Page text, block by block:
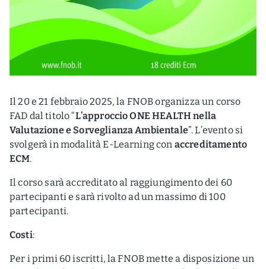
Il 20 e 21 febbraio 2025, la FNOB organizza un corso
FAD dal titolo “L’approccio ONE HEALTH nella
Valutazione e Sorveglianza Ambientale”. L’evento si
svolgerà in modalità E-Learning con accreditamento
ECM.
Il corso sarà accreditato al raggiungimento dei 60
partecipanti e sarà rivolto ad un massimo di 100
partecipanti.
Costi:
Per i primi 60 iscritti, la FNOB mette a disposizione un